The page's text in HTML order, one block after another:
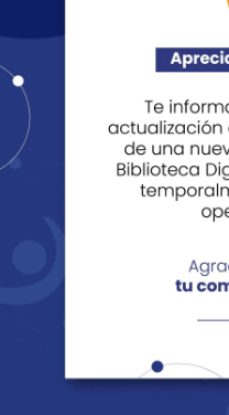
Entendido
Revista Fácil Vivir
Sedes